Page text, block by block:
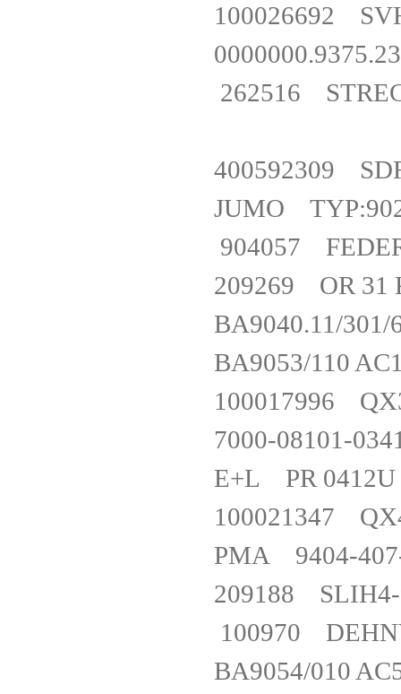
100026692
262516
400592309
JUMO
904057
209269 OR
BA9040.11/
BA9053/110
100017996
7000-08101-
E+L PR
100021347
PMA 9404-
209188
100970
BA9054/010